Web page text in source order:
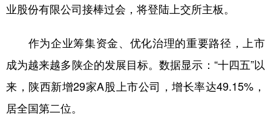
新疆 内蒙古 黑龙江
业股份有限公司接棒过会，将登陆上交所主板。
作为企业筹集资金、优化治理的重要路径，上市
成为越来越多陕企的发展目标。数据显示：“十四五”以
来，陕西新增29家A股上市公司，增长率达49.15%，
居全国第二位。